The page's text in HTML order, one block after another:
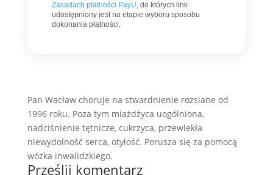
Zasadach płatności PayU, do których link
udostępniony jest na etapie wyboru sposobu
dokonania płatności.
Pan Wacław choruje na stwardnienie rozsiane od
1996 roku. Poza tym miażdżyca uogólniona,
nadciśnienie tętnicze, cukrzyca, przewlekła
niewydolność serca, otyłość. Porusza się za pomocą
wózka inwalidzkiego.
Prześlij komentarz